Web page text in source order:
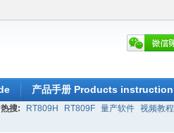
产品手册 Products instruction
热搜: RT809H RT809F 量产软件 视频教程